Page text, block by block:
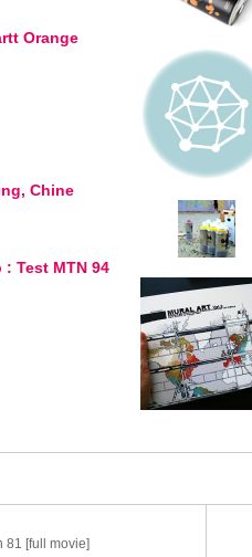
Orange
Chine
: Test MTN 94
81 [full movie]